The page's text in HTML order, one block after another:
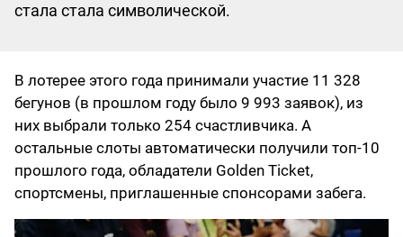
стала стала символической.
В лотерее этого года принимали участие 11 328
бегунов (в прошлом году было 9 993 заявок), из
них выбрали только 254 счастливчика. А
остальные слоты автоматически получили топ-10
прошлого года, обладатели Golden Ticket,
спортсмены, приглашенные спонсорами забега.